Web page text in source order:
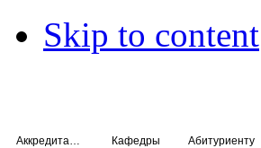
Skip to content
Кафедры Абитуриенту